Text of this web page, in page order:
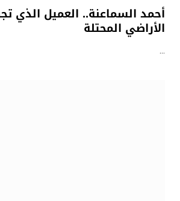
أحمد السماعنة.. العميل الذي
الأراضي المحتلة
…